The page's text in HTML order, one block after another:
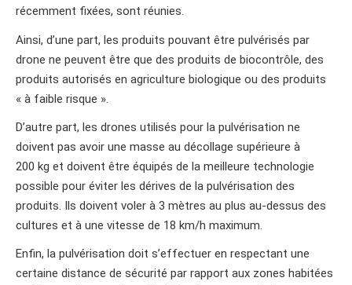
récemment fixées, sont réunies.
Ainsi, d’une part, les produits pouvant être pulvérisés par
drone ne peuvent être que des produits de biocontrôle, des
produits autorisés en agriculture biologique ou des produits
« à faible risque ».
D’autre part, les drones utilisés pour la pulvérisation ne
doivent pas avoir une masse au décollage supérieure à
200 kg et doivent être équipés de la meilleure technologie
possible pour éviter les dérives de la pulvérisation des
produits. Ils doivent voler à 3 mètres au plus au-dessus des
cultures et à une vitesse de 18 km/h maximum.
Enfin, la pulvérisation doit s’effectuer en respectant une
certaine distance de sécurité par rapport aux zones habitées